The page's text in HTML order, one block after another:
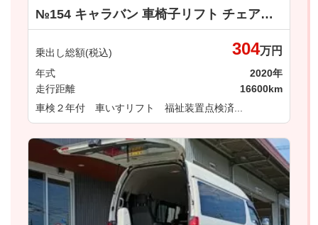
№154 キャラバン 車椅子リフト チェアキャブＭタイプ 日産
乗出し総額(税込) 304万円
年式
2020年
走行距離
16600km
車検２年付 車いすリフト 福祉装置点検済...